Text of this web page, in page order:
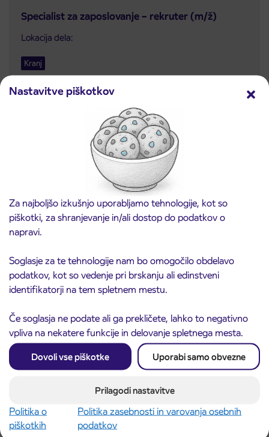
Nastavitve piškotkov
Za najboljšo izkušnjo uporabljamo tehnologije, kot so
piškotki, za shranjevanje in/ali dostop do podatkov o
napravi.
Soglasje za te tehnologije nam bo omogočilo obdelavo
podatkov, kot so vedenje pri brskanju ali edinstveni
identifikatorji na tem spletnem mestu.
Če soglasja ne podate ali ga prekličete, lahko to negativno
vpliva na nekatere funkcije in delovanje spletnega mesta.
Dovoli vse piškotke Uporabi samo obvezne
Prilagodi nastavitve
Politika o
piškotkih
Politika zasebnosti in varovanja osebnih
podatkov
Specialist za zaposlovanje – rekruter (m/ž)
Lokacija dela:
Kranj
Preberite več
Rok za prijavo: 31. 8. 2026
Avtoklepar (m/ž)
Kranj
Vajeništvo
Preberite več
Voznik/voznica avtobusa
Preberite več